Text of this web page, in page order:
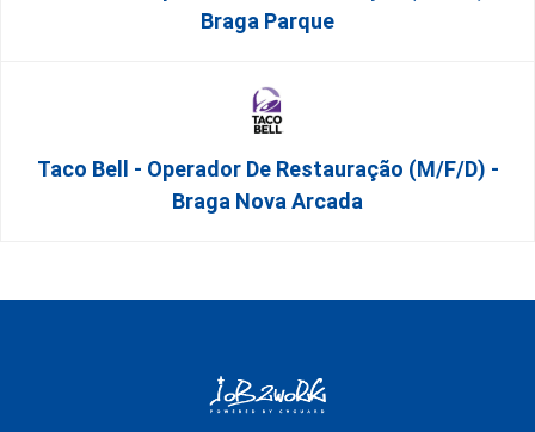
Braga Parque
Taco Bell - Operador De Restauração (m/f/d) -
Braga Nova Arcada